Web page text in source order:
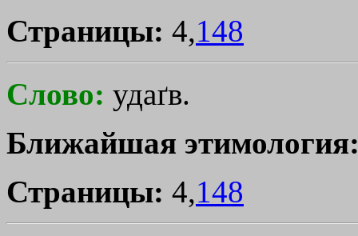
Страницы: 4,148
Слово: удаґв.
Ближайшая
Страницы: 4,148